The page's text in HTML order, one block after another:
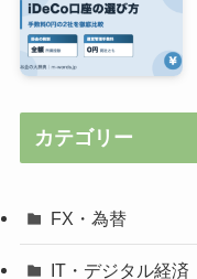
カテゴリー
FX・為替
IT・デジタル経済